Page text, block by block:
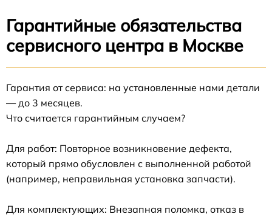
Гарантийные обязательства
сервисного центра в Москве
Гарантия от сервиса: на установленные нами детали
— до 3 месяцев.
Что считается гарантийным случаем?
Для работ: Повторное возникновение дефекта,
который прямо обусловлен с выполненной работой
(например, неправильная установка запчасти).
Для комплектующих: Внезапная поломка, отказ в